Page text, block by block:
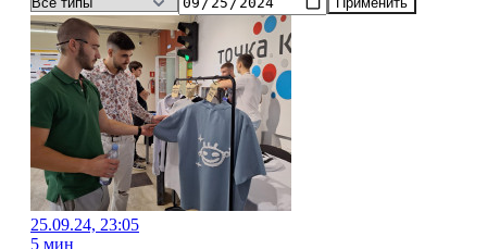
ИнформацияПодпискаРекламаВсе новостиАрхив
25.09.24, 23:05
5 мин